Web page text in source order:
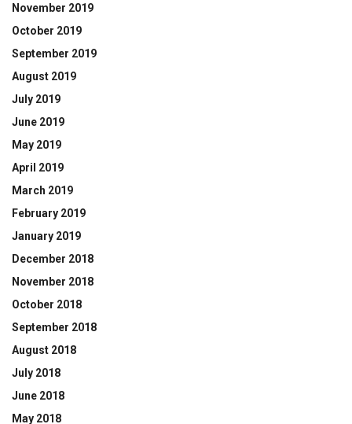
November 2019
October 2019
September 2019
August 2019
July 2019
June 2019
May 2019
April 2019
March 2019
February 2019
January 2019
December 2018
November 2018
October 2018
September 2018
August 2018
July 2018
June 2018
May 2018